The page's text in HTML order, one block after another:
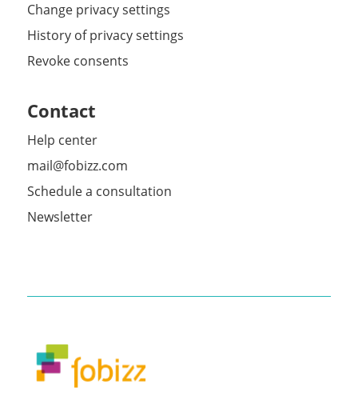
Change privacy settings
History of privacy settings
Revoke consents
Contact
Help center
mail@fobizz.com
Schedule a consultation
Newsletter